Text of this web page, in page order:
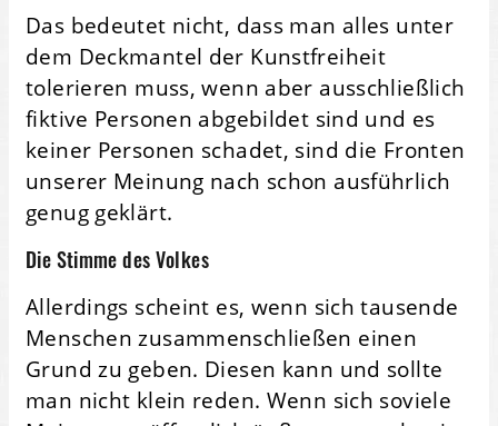
Das bedeutet nicht, dass man alles unter
dem Deckmantel der Kunstfreiheit
tolerieren muss, wenn aber ausschließlich
fiktive Personen abgebildet sind und es
keiner Personen schadet, sind die Fronten
unserer Meinung nach schon ausführlich
genug geklärt.
Die Stimme des Volkes
Allerdings scheint es, wenn sich tausende
Menschen zusammenschließen einen
Grund zu geben. Diesen kann und sollte
man nicht klein reden. Wenn sich soviele